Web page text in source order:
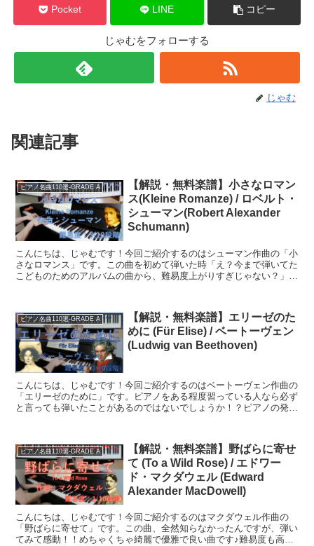
Pocket LINE コピー
じゃむをフォローする
じゃむ
関連記事
ピアノ名曲110選-GRADE A
【解説・無料楽譜】小さなロマン
ス(Kleine Romanze) / ロベルト・
シューマン(Robert Alexander
Schumann)
こんにちは、じゃむです！今回ご紹介するのはシューマン作曲の「小
さなロマンス」です。この曲を初めて弾いた時「え？今まで弾いてた
こどものためのアルバムの曲から、難易度上がりすぎじゃない？」と
ピアノ名曲110選-GRADE A
【解説・無料楽譜】エリーゼのた
めに (Für Elise) / ベートーヴェン
(Ludwig van Beethoven)
こんにちは、じゃむです！今回ご紹介するのはベートーヴェン作曲の
「エリーゼのために」です。ピアノをある程度習っている人なら必ず
と言っても弾いたことがあるのではないでしょうか！？ピアノの発表
ピアノ名曲110選-GRADE A
【解説・無料楽譜】野ばらに寄せ
て (To a Wild Rose) / エドワー
ド・マクダウェル (Edward
Alexander MacDowell)
こんにちは、じゃむです！今回ご紹介するのはマクダウェル作曲の
「野ばらに寄せて」です。この曲、全然知らなかったんですが、弾い
てみて感動！！めちゃくちゃ綺麗で優雅で良い曲です♪難易度も高く